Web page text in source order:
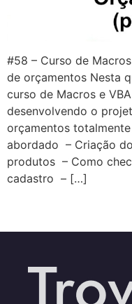
#58 – Curso de
de orçamentos Nesta
curso de Macros e
desenvolvendo o
orçamentos
abordado – Criação
produtos – Como
cadastro – […]